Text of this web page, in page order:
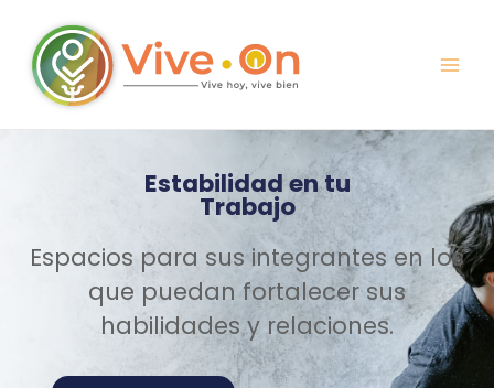
Estabilidad en tu
Trabajo
Espacios para sus integrantes en los
que puedan fortalecer sus
habilidades y relaciones.